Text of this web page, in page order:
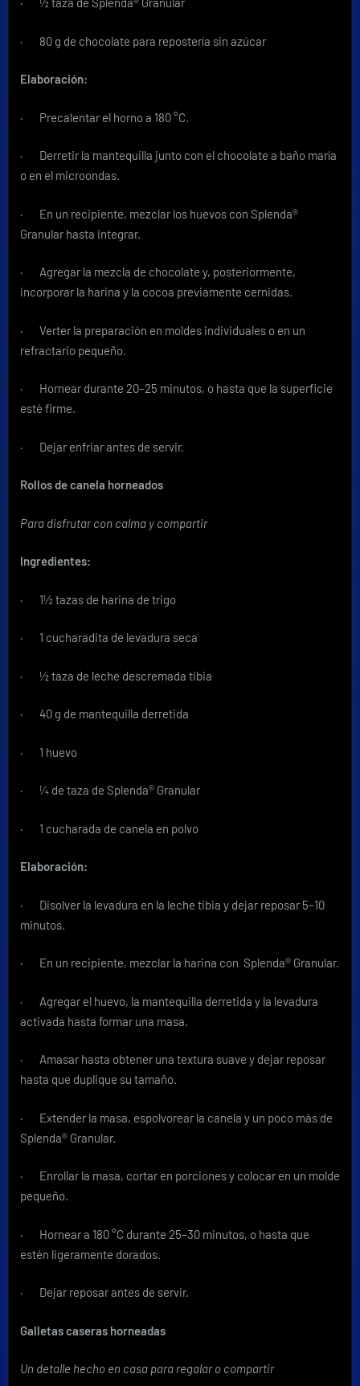
· 80 g de chocolate para repostería sin azúcar
Elaboración:
· Precalentar el horno a 180 °C.
· Derretir la mantequilla junto con el chocolate a baño maría
o en el microondas.
· En un recipiente, mezclar los huevos con Splenda®
Granular hasta integrar.
· Agregar la mezcla de chocolate y, posteriormente,
incorporar la harina y la cocoa previamente cernidas.
· Verter la preparación en moldes individuales o en un
refractario pequeño.
· Hornear durante 20–25 minutos, o hasta que la superficie
esté firme.
· Dejar enfriar antes de servir.
Rollos de canela horneados
Para disfrutar con calma y compartir
Ingredientes:
· 1½ tazas de harina de trigo
· 1 cucharadita de levadura seca
· ½ taza de leche descremada tibia
· 40 g de mantequilla derretida
· 1 huevo
· ¼ de taza de Splenda® Granular
· 1 cucharada de canela en polvo
Elaboración:
· Disolver la levadura en la leche tibia y dejar reposar 5–10
minutos.
· En un recipiente, mezclar la harina con Splenda® Granular.
· Agregar el huevo, la mantequilla derretida y la levadura
activada hasta formar una masa.
· Amasar hasta obtener una textura suave y dejar reposar
hasta que duplique su tamaño.
· Extender la masa, espolvorear la canela y un poco más de
Splenda® Granular.
· Enrollar la masa, cortar en porciones y colocar en un molde
pequeño.
· Hornear a 180 °C durante 25–30 minutos, o hasta que
estén ligeramente dorados.
· Dejar reposar antes de servir.
Galletas caseras horneadas
Un detalle hecho en casa para regalar o compartir